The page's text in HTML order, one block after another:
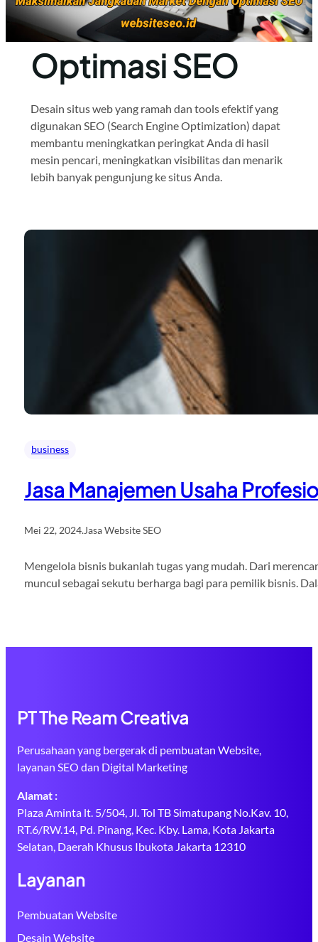
Optimasi SEO
Desain situs web yang ramah dan tools efektif yang
digunakan SEO (Search Engine Optimization) dapat
membantu meningkatkan peringkat Anda di hasil
mesin pencari, meningkatkan visibilitas dan menarik
lebih banyak pengunjung ke situs Anda.
business
Jasa Manajemen Usaha
Mei 22, 2024.Jasa Website SEO
Mengelola bisnis bukanlah tugas yang mudah. Dari
muncul sebagai sekutu berharga bagi para pemilik bisnis.
PT The Ream Creativa
Perusahaan yang bergerak di pembuatan Website,
layanan SEO dan Digital Marketing
Alamat :
Plaza Aminta lt. 5/504, Jl. Tol TB Simatupang No.Kav. 10,
RT.6/RW.14, Pd. Pinang, Kec. Kby. Lama, Kota Jakarta
Selatan, Daerah Khusus Ibukota Jakarta 12310
Layanan
Pembuatan Website
Desain Website